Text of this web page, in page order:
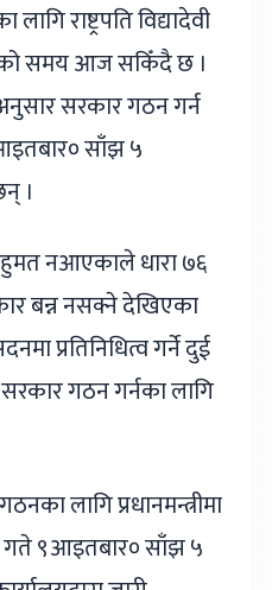
राष्ट्रपति विद्यादेवी
समय आज सकिँदै छ ।
सरकार गठन गर्न
साँझ ५
।
नआएकाले धारा ७६
बन्न नसक्ने देखिएका
प्रतिनिधित्व गर्ने दुई
गठन गर्नका लागि
लागि प्रधानमन्त्रीमा
गते ९आइतबार० साँझ ५